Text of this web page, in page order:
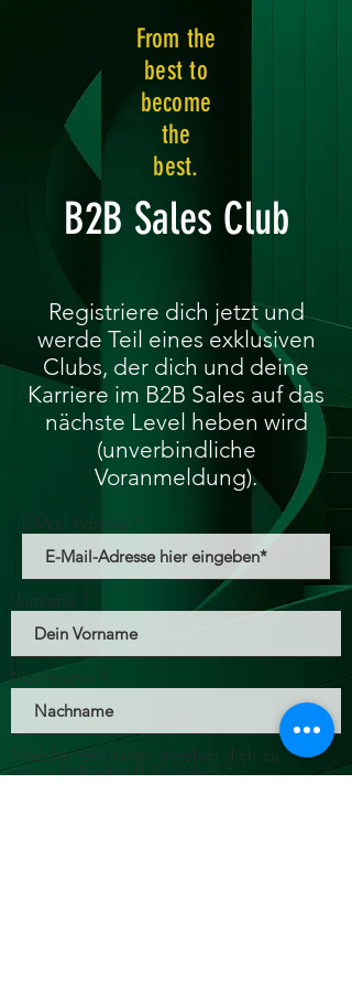
From the
best to
become
the
best.
B2B Sales Club
Registriere dich jetzt und
werde Teil eines exklusiven
Clubs, der dich und deine
Karriere im B2B Sales auf das
nächste Level heben wird
(unverbindliche
Voranmeldung).
E-Mail Adresse
Vorname
Nachname
Welche Fähigkeiten machen dich zu
einem brillianten B2B Seller?